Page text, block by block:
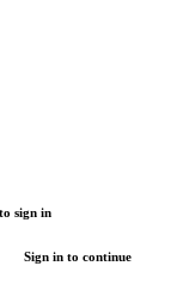
sign in
Sign in to continue